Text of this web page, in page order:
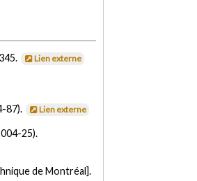
Lien externe
87). Lien externe
25).
de Montréal].